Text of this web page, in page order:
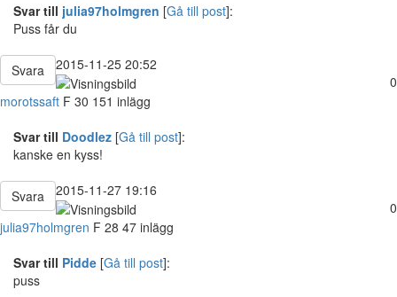
Svar till julia97holmgren [Gå till post]:
Puss får du
Svara
2015-11-25 20:52
0
morotssaft F 30 151 inlägg
Svar till Doodlez [Gå till post]:
kanske en kyss!
Svara
2015-11-27 19:16
0
julia97holmgren F 28 47 inlägg
Svar till Pidde [Gå till post]:
puss